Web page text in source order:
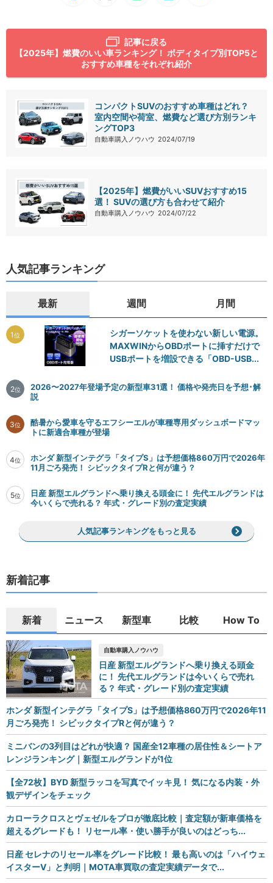
記事に戻る
【2025年】燃費のいい車ランキング！ ボディタイプ別TOP5と
おすすめ車種をそれぞれ紹介
コンパクトSUVのおすすめ車種はどれ？
室内空間や荷室、燃費など選び方別ランキ
ングTOP3
自動車購入ノウハウ 2024/07/19
【2025年】燃費がいいSUVおすすめ15
選！ SUVの選び方も合わせて紹介
自動車購入ノウハウ 2024/07/22
人気記事ランキング
最新 週間 月間
1位
シガーソケットを使わない新しい電源。
MAXWINからOBDポートに挿すだけで
USBポートを増設できる「OBD-USB...
2位
2026〜2027年登場予定の新型車31選！ 価格や発売日を予想･解
説
3位
酷暑から愛車を守るエフシーエルが車種専用ダッシュボードマッ
トに新適合車種が登場
4位
ホンダ 新型インテグラ「タイプS」は予想価格860万円で2026年
11月ごろ発売！ シビックタイプRと何が違う？
5位
日産 新型エルグランドへ乗り換える頭金に！ 先代エルグランドは
今いくらで売れる？ 年式・グレード別の査定実績
人気記事ランキングをもっと見る
新着記事
新着 ニュース 新型車 比較 How To
自動車購入ノウハウ
日産 新型エルグランドへ乗り換える頭金
に！ 先代エルグランドは今いくらで売れ
る？ 年式・グレード別の査定実績
ホンダ 新型インテグラ「タイプS」は予想価格860万円で2026年11
月ごろ発売！ シビックタイプRと何が違う？
ミニバンの3列目はどれが快適？ 国産全12車種の居住性＆シートア
レンジランキング｜新型エルグランドが1位
【全72枚】BYD 新型ラッコを写真でイッキ見！ 気になる内装・外
観デザインをチェック
カローラクロスとヴェゼルをプロが徹底比較｜査定額が新車価格を
超えるグレードも！ リセール率・使い勝手が良いのはどっち...
日産 セレナのリセール率をグレード比較！ 最も高いのは「ハイウェ
イスターV」と判明｜MOTA車買取の査定実績データで...